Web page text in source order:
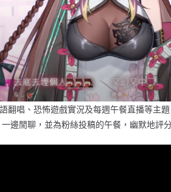
翻唱、恐怖遊戲實況及每週午餐直播等主
邊閒聊，並為粉絲投稿的午餐，幽默地評